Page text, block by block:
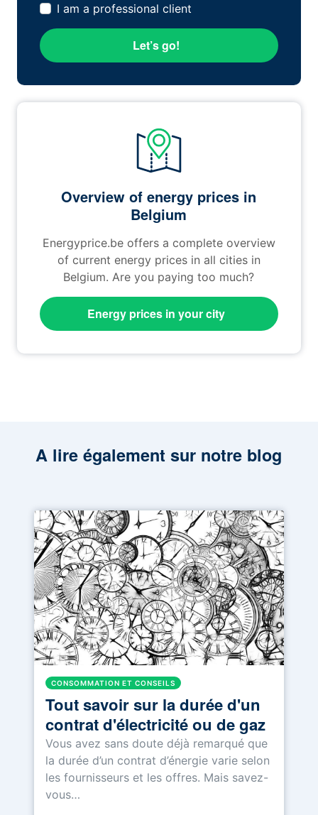
I am a professional client
Let’s go!
Overview of energy prices in
Belgium
Energyprice.be offers a complete overview
of current energy prices in all cities in
Belgium. Are you paying too much?
Energy prices in your city
A lire également sur notre blog
CONSOMMATION ET CONSEILS
Tout savoir sur la durée d'un
contrat d'électricité ou de gaz
Vous avez sans doute déjà remarqué que
la durée d’un contrat d’énergie varie selon
les fournisseurs et les offres. Mais savez-
vous…